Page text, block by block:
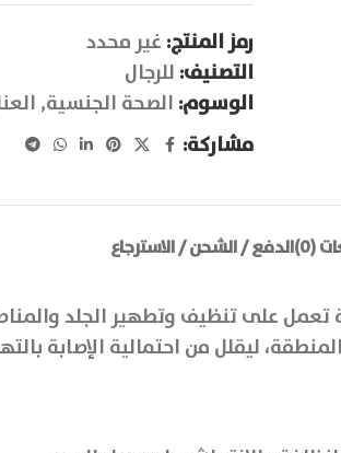
رمز المنتج: غير محدد
التصنيف: للرجال
الوسوم: الصحة الجنسية,
مشاركة:
(0) الدفع / الشحن / الاسترجاع
تعمل على تنظيف وتطهير الجلد
ليقلل من احتمالية الإصابة